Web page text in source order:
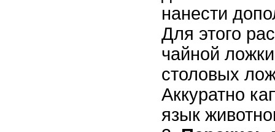
нанести
Для этого
чайной
столовых
Аккуратно
язык